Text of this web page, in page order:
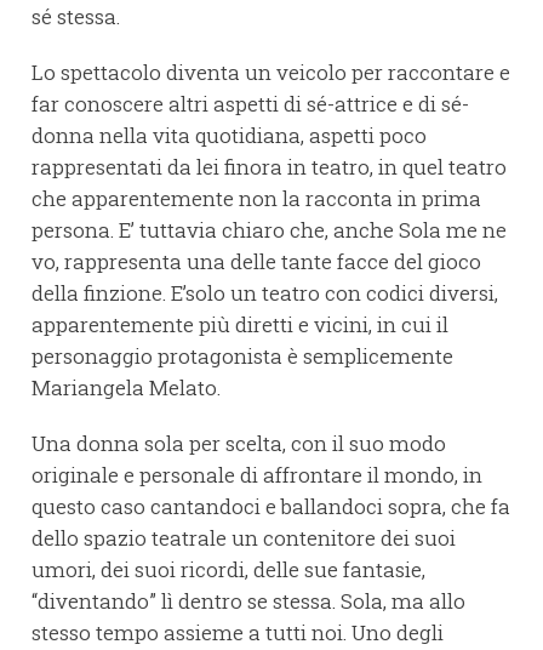
sé stessa.
Lo spettacolo diventa un veicolo per raccontare e
far conoscere altri aspetti di sé-attrice e di sé-
donna nella vita quotidiana, aspetti poco
rappresentati da lei finora in teatro, in quel teatro
che apparentemente non la racconta in prima
persona. E’ tuttavia chiaro che, anche Sola me ne
vo, rappresenta una delle tante facce del gioco
della finzione. E’solo un teatro con codici diversi,
apparentemente più diretti e vicini, in cui il
personaggio protagonista è semplicemente
Mariangela Melato.
Una donna sola per scelta, con il suo modo
originale e personale di affrontare il mondo, in
questo caso cantandoci e ballandoci sopra, che fa
dello spazio teatrale un contenitore dei suoi
umori, dei suoi ricordi, delle sue fantasie,
“diventando” lì dentro se stessa. Sola, ma allo
stesso tempo assieme a tutti noi. Uno degli